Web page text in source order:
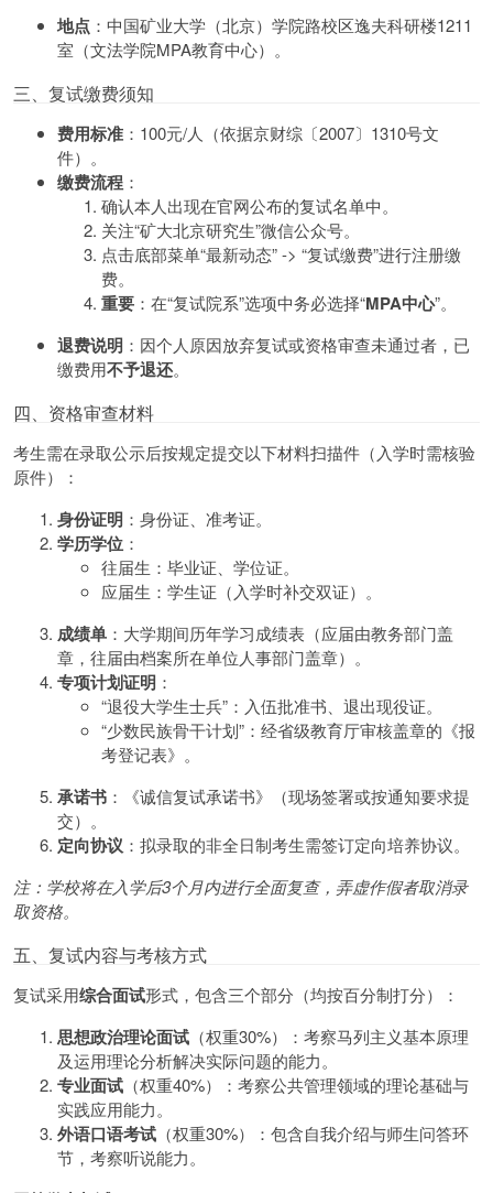
地点 ：中国矿业大学（北京）学院路校区逸夫科研楼1211
室（文法学院MPA教育中心）。
三、复试缴费须知
费用标准 ：100元/人（依据京财综〔2007〕1310号文
件）。
缴费流程 ：
确认本人出现在官网公布的复试名单中。
关注“矿大北京研究生”微信公众号。
点击底部菜单“最新动态” -> “复试缴费”进行注册缴
费。
重要 ：在“复试院系”选项中务必选择“MPA中心”。
退费说明 ：因个人原因放弃复试或资格审查未通过者，已
缴费用不予退还。
四、资格审查材料
考生需在录取公示后按规定提交以下材料扫描件（入学时需核验
原件）：
身份证明 ：身份证、准考证。
学历学位 ：
往届生：毕业证、学位证。
应届生：学生证（入学时补交双证）。
成绩单 ：大学期间历年学习成绩表（应届由教务部门盖
章，往届由档案所在单位人事部门盖章）。
专项计划证明 ：
“退役大学生士兵”：入伍批准书、退出现役证。
“少数民族骨干计划”：经省级教育厅审核盖章的《报
考登记表》。
承诺书 ：《诚信复试承诺书》（现场签署或按通知要求提
交）。
定向协议 ：拟录取的非全日制考生需签订定向培养协议。
注：学校将在入学后3个月内进行全面复查，弄虚作假者取消录
取资格。
五、复试内容与考核方式
复试采用综合面试形式，包含三个部分（均按百分制打分）：
思想政治理论面试 （权重30%）：考察马列主义基本原理
及运用理论分析解决实际问题的能力。
专业面试 （权重40%）：考察公共管理领域的理论基础与
实践应用能力。
外语口语考试 （权重30%）：包含自我介绍与师生问答环
节，考察听说能力。